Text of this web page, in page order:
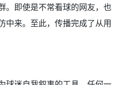
。即使是不常看球的网友，也
中来。至此，传播完成了从用